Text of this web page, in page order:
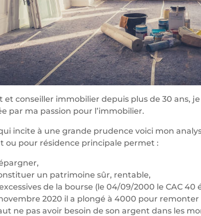
et conseiller immobilier depuis plus de 30 ans,
par ma passion pour l’immobilier.
incite à une grande prudence voici mon
ou pour résidence principale permet :
un patrimoine sûr, rentable,
de la bourse (le 04/09/2000 le CAC
2020 il a plongé à 4000 pour
ne pas avoir besoin de son argent dans les